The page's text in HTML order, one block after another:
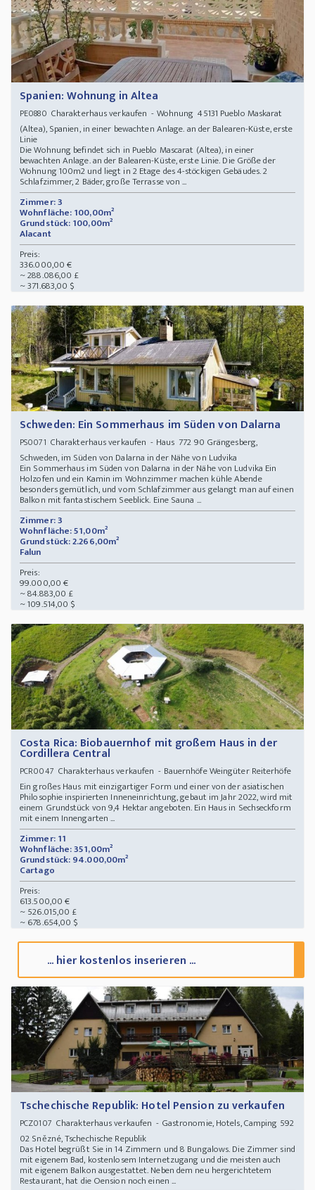
Spanien: Wohnung in Altea
PE0880 Charakterhaus verkaufen - Wohnung 45131 Pueblo Maskarat
(Altea), Spanien, in einer bewachten Anlage. an der Balearen-Küste, erste
Linie
Die Wohnung befindet sich in Pueblo Mascarat (Altea), in einer
bewachten Anlage. an der Balearen-Küste, erste Linie. Die Größe der
Wohnung 100m2 und liegt in 2 Etage des 4-stöckigen Gebäudes. 2
Schlafzimmer, 2 Bäder, große Terrasse von ...
Zimmer: 3
Wohnfläche: 100,00m²
Grundstück: 100,00m²
Alacant
Preis:
336.000,00 €
~ 288.086,00 £
~ 371.683,00 $
Schweden: Ein Sommerhaus im Süden von Dalarna
PS0071 Charakterhaus verkaufen - Haus 772 90 Grängesberg,
Schweden, im Süden von Dalarna in der Nähe von Ludvika
Ein Sommerhaus im Süden von Dalarna in der Nähe von Ludvika Ein
Holzofen und ein Kamin im Wohnzimmer machen kühle Abende
besonders gemütlich, und vom Schlafzimmer aus gelangt man auf einen
Balkon mit fantastischem Seeblick. Eine Sauna ...
Zimmer: 3
Wohnfläche: 51,00m²
Grundstück: 2.266,00m²
Falun
Preis:
99.000,00 €
~ 84.883,00 £
~ 109.514,00 $
Costa Rica: Biobauernhof mit großem Haus in der
Cordillera Central
PCR0047 Charakterhaus verkaufen - Bauernhöfe Weingüter Reiterhöfe
Ein großes Haus mit einzigartiger Form und einer von der asiatischen
Philosophie inspirierten Inneneinrichtung, gebaut im Jahr 2022, wird mit
einem Grundstück von 9,4 Hektar angeboten. Ein Haus in Sechseckform
mit einem Innengarten ...
Zimmer: 11
Wohnfläche: 351,00m²
Grundstück: 94.000,00m²
Cartago
Preis:
613.500,00 €
~ 526.015,00 £
~ 678.654,00 $
... hier kostenlos inserieren ...
Tschechische Republik: Hotel Pension zu verkaufen
PCZ0107 Charakterhaus verkaufen - Gastronomie, Hotels, Camping 592
02 Snězné, Tschechische Republik
Das Hotel begrüßt Sie in 14 Zimmern und 8 Bungalows. Die Zimmer sind
mit eigenem Bad, kostenlosem Internetzugang und die meisten auch
mit eigenem Balkon ausgestattet. Neben dem neu hergerichtetem
Restaurant, hat die Oension noch einen ...